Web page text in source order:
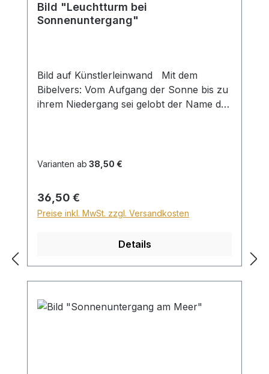
Bild "Leuchtturm bei
Sonnenuntergang"
Bild auf Künstlerleinwand Mit dem
Bibelvers: Vom Aufgang der Sonne bis zu
ihrem Niedergang sei gelobt der Name des
innerhalb Deutschlands ein Zuschlag für
Für den Versand ins Ausland beträgt der
Sperrgutzuschlag 30€.
Varianten ab 38,50 €
Regulärer Preis:
36,50 €
Preise inkl. MwSt. zzgl. Versandkosten
Details